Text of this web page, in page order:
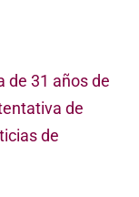
de 31 años de
de
de